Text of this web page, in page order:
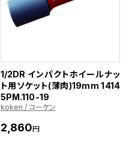
1/2DR インパクトホイールナッ
ト用ソケット(薄肉)19mm 1414
5PM.110-19
koken / コーケン
2,860円